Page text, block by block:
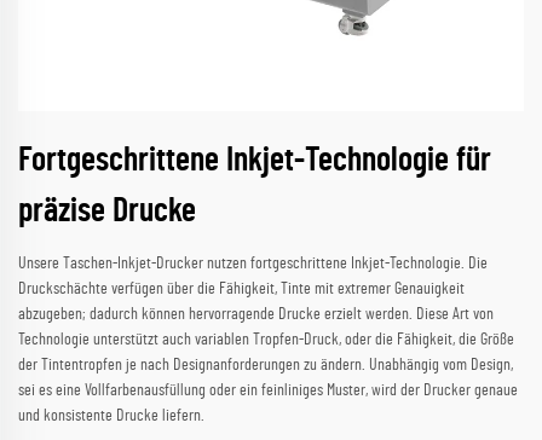
Fortgeschrittene Inkjet-Technologie für
präzise Drucke
Unsere Taschen-Inkjet-Drucker nutzen fortgeschrittene Inkjet-Technologie. Die
Druckschächte verfügen über die Fähigkeit, Tinte mit extremer Genauigkeit
abzugeben; dadurch können hervorragende Drucke erzielt werden. Diese Art von
Technologie unterstützt auch variablen Tropfen-Druck, oder die Fähigkeit, die Größe
der Tintentropfen je nach Designanforderungen zu ändern. Unabhängig vom Design,
sei es eine Vollfarbenausfüllung oder ein feinliniges Muster, wird der Drucker genaue
und konsistente Drucke liefern.